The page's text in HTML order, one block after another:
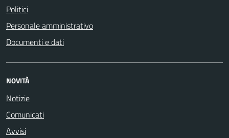
Politici
Personale amministrativo
Documenti e dati
NOVITÀ
Notizie
Comunicati
Avvisi